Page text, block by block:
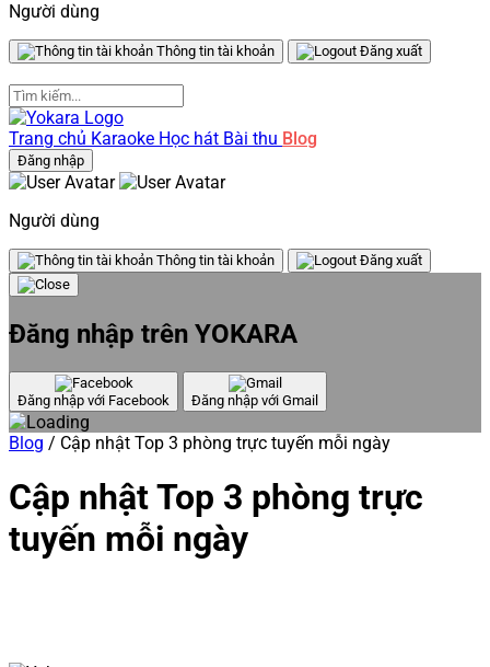
Người dùng
Thông tin tài khoản Đăng xuất
Trang chủ Karaoke Học hát Bài thu Blog
Đăng nhập
Người dùng
Thông tin tài khoản Đăng xuất
Đăng nhập trên YOKARA
Đăng nhập với Facebook Đăng nhập với Gmail
Blog / Cập nhật Top 3 phòng trực tuyến mỗi ngày
Cập nhật Top 3 phòng trực
tuyến mỗi ngày